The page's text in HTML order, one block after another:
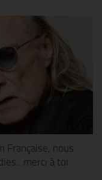
Française, nous
à toi